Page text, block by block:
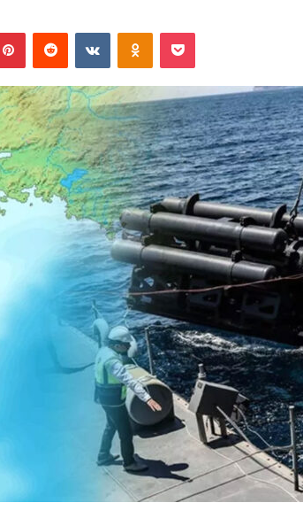
PinterestReddit VKontakteOdnoklassniki
Pocket